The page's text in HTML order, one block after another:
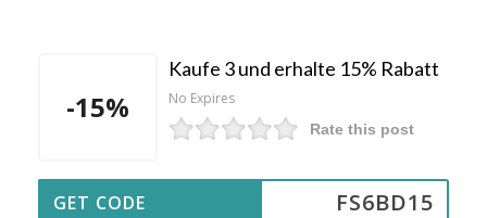
-15%
Kaufe 3 und erhalte 15% Rabatt
No Expires
Rate this post
FS6BD15
GET CODE